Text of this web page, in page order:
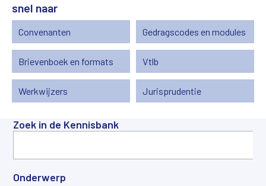
snel naar
Convenanten Gedragscodes en modules
Brievenboek en formats Vtlb
Werkwijzers Jurisprudentie
Zoek in de Kennisbank
Onderwerp